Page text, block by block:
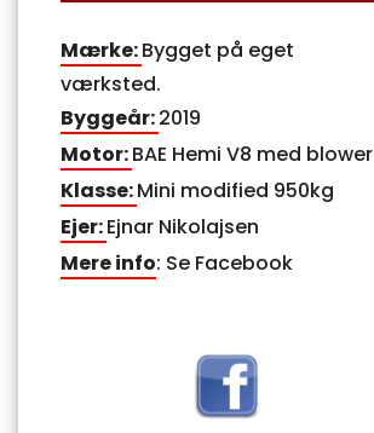
Mærke:Bygget på eget
værksted.
Byggeår:2019
Motor:BAE Hemi V8 med blower
Klasse:Mini modified 950kg
Ejer:Ejnar Nikolajsen
Mere info: Se Facebook